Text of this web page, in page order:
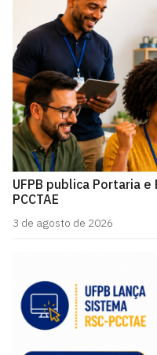
UFPB publica Portaria
PCCTAE
3 de agosto de 2026